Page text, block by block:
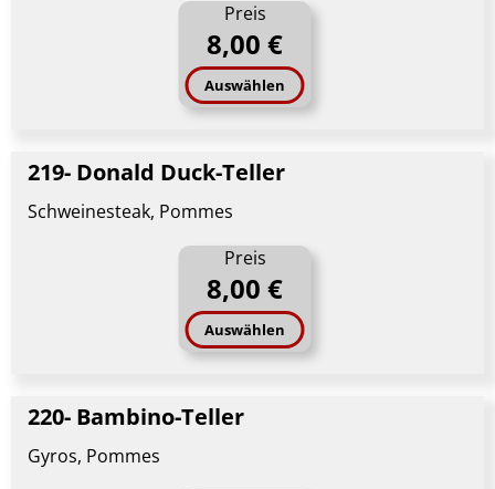
Preis
8,00 €
Auswählen
219- Donald Duck-Teller
Schweinesteak, Pommes
Preis
8,00 €
Auswählen
220- Bambino-Teller
Gyros, Pommes